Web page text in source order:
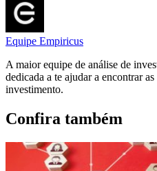
Equipe Empiricus
A maior equipe de análise de
dedicada a te ajudar a encontrar
investimento.
Confira também